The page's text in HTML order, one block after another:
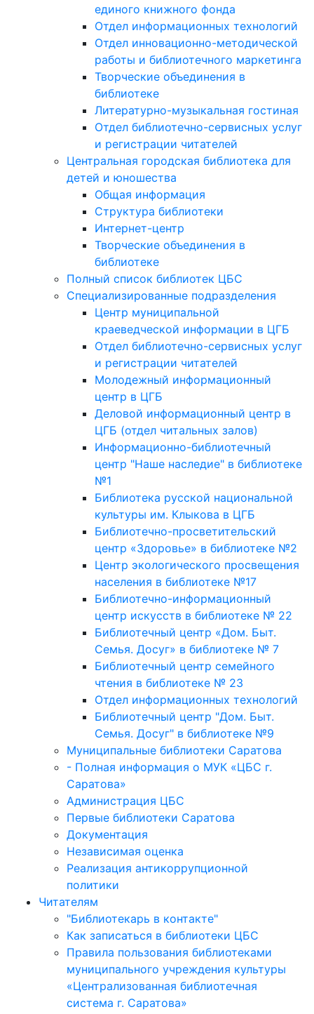
единого книжного фонда
Отдел информационных технологий
Отдел инновационно-методической
работы и библиотечного маркетинга
Творческие объединения в
библиотеке
Литературно-музыкальная гостиная
Отдел библиотечно-сервисных услуг
и регистрации читателей
Центральная городская библиотека для
детей и юношества
Общая информация
Структура библиотеки
Интернет-центр
Творческие объединения в
библиотеке
Полный список библиотек ЦБС
Специализированные подразделения
Центр муниципальной
краеведческой информации в ЦГБ
Отдел библиотечно-сервисных услуг
и регистрации читателей
Молодежный информационный
центр в ЦГБ
Деловой информационный центр в
ЦГБ (отдел читальных залов)
Информационно-библиотечный
центр "Наше наследие" в библиотеке
№1
Библиотека русской национальной
культуры им. Клыкова в ЦГБ
Библиотечно-просветительский
центр «Здоровье» в библиотеке №2
Центр экологического просвещения
населения в библиотеке №17
Библиотечно-информационный
центр искусств в библиотеке № 22
Библиотечный центр «Дом. Быт.
Семья. Досуг» в библиотеке № 7
Библиотечный центр семейного
чтения в библиотеке № 23
Отдел информационных технологий
Библиотечный центр "Дом. Быт.
Семья. Досуг" в библиотеке №9
Муниципальные библиотеки Саратова
- Полная информация о МУК «ЦБС г.
Саратова»
Администрация ЦБС
Первые библиотеки Саратова
Документация
Независимая оценка
Реализация антикоррупционной
политики
Читателям
"Библиотекарь в контакте"
Как записаться в библиотеки ЦБС
Правила пользования библиотеками
муниципального учреждения культуры
«Централизованная библиотечная
система г. Саратова»